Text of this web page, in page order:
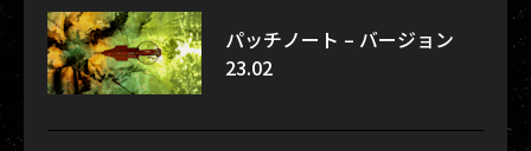
パッチノート – バージョン
23.02